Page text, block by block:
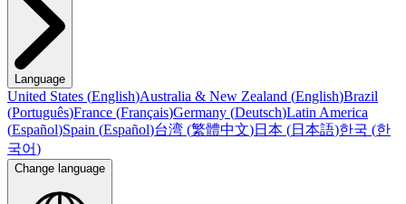
Language
United States (English)Australia & New Zealand (English)Brazil
(Português)France (Français)Germany (Deutsch)Latin America
(Español)Spain (Español)台湾 (繁體中文)日本 (日本語)한국 (한
국어)
Change language